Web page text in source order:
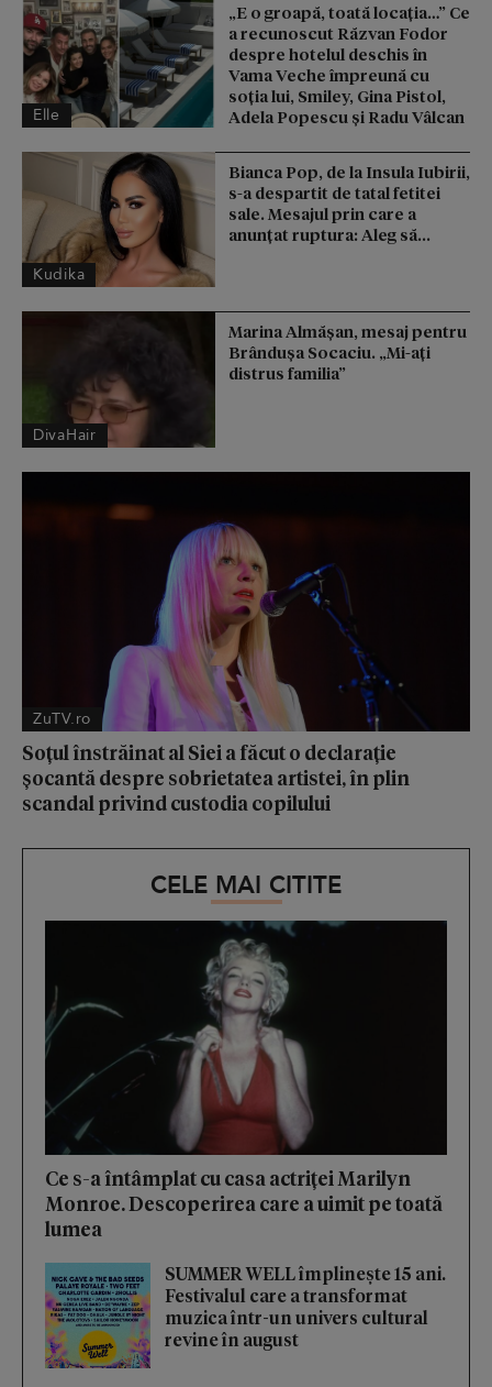
Elle
„E o groapă, toată locația…” Ce
a recunoscut Răzvan Fodor
despre hotelul deschis în
Vama Veche împreună cu
soția lui, Smiley, Gina Pistol,
Adela Popescu și Radu Vâlcan
Kudika
Bianca Pop, de la Insula Iubirii,
s-a despartit de tatal fetitei
sale. Mesajul prin care a
anunțat ruptura: Aleg să...
DivaHair
Marina Almășan, mesaj pentru
Brândușa Socaciu. „Mi-ați
distrus familia”
ZuTV.ro
Soțul înstrăinat al Siei a făcut o declarație
șocantă despre sobrietatea artistei, în plin
scandal privind custodia copilului
CELE MAI CITITE
Ce s-a întâmplat cu casa actriței Marilyn
Monroe. Descoperirea care a uimit pe toată
lumea
SUMMER WELL împlinește 15 ani.
Festivalul care a transformat
muzica într-un univers cultural
revine în august